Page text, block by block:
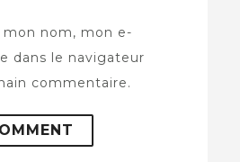
mon nom, mon e-
dans le navigateur
commentaire.